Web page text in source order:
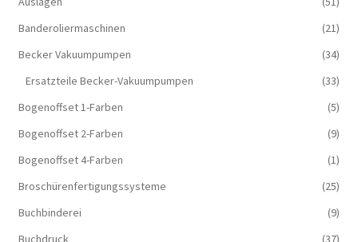
Banderoliermaschinen
(21)
Becker Vakuumpumpen
(34)
Ersatzteile Becker-Vakuumpumpen
(33)
Bogenoffset 1-Farben
(5)
Bogenoffset 2-Farben
(9)
Bogenoffset 4-Farben
(1)
Broschürenfertigungssysteme
(25)
Buchbinderei
(9)
Buchdruck
(37)